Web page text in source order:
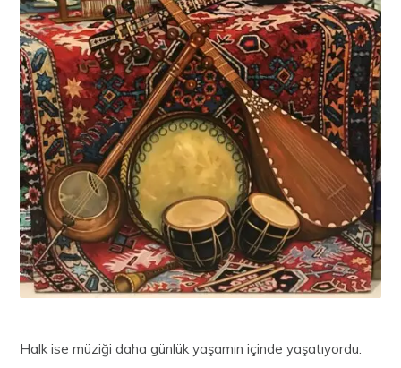
Halk ise müziği daha günlük yaşamın içinde yaşatıyordu.